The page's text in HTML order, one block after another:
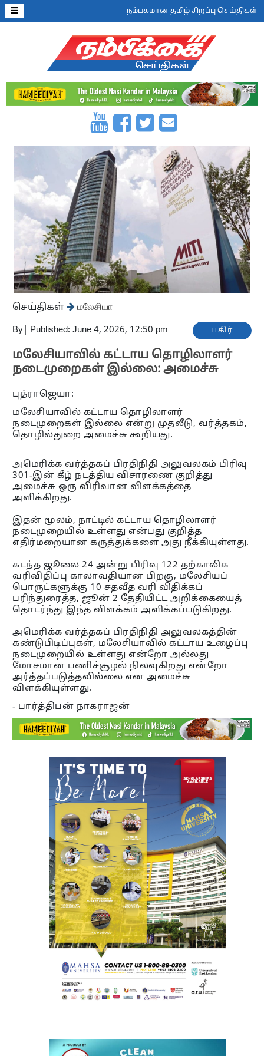
நம்பகமான தமிழ் சிறப்பு செய்திகள்
செய்திகள் மலேசியா
By Published: June 4, 2026, 12:50 pm பகிர்
மலேசியாவில் கட்டாய தொழிலாளர்
நடைமுறைகள் இல்லை: அமைச்சு
புத்ராஜெயா:
மலேசியாவில் கட்டாய தொழிலாளர்
நடைமுறைகள் இல்லை என்று முதலீடு, வர்த்தகம்,
தொழில்துறை அமைச்சு கூறியது.
அமெரிக்க வர்த்தகப் பிரதிநிதி அலுவலகம் பிரிவு
301-இன் கீழ் நடத்திய விசாரணை குறித்து
அமைச்சு ஒரு விரிவான விளக்கத்தை
அளிக்கிறது.
இதன் மூலம், நாட்டில் கட்டாய தொழிலாளர்
நடைமுறையில் உள்ளது என்பது குறித்த
எதிர்மறையான கருத்துக்களை அது நீக்கியுள்ளது.
கடந்த ஜூலை 24 அன்று பிரிவு 122 தற்காலிக
வரிவிதிப்பு காலாவதியான பிறகு, மலேசியப்
பொருட்களுக்கு 10 சதவீத வரி விதிக்கப்
பரிந்துரைத்த, ஜூன் 2 தேதியிட்ட அறிக்கையைத்
தொடர்ந்து இந்த விளக்கம் அளிக்கப்படுகிறது.
அமெரிக்க வர்த்தகப் பிரதிநிதி அலுவலகத்தின்
கண்டுபிடிப்புகள், மலேசியாவில் கட்டாய உழைப்பு
நடைமுறையில் உள்ளது என்றோ அல்லது
மோசமான பணிச்சூழல் நிலவுகிறது என்றோ
அர்த்தப்படுத்தவில்லை என அமைச்சு
விளக்கியுள்ளது.
- பார்த்திபன் நாகராஜன்